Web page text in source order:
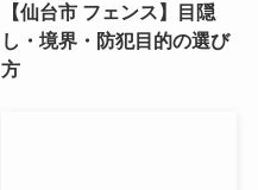
【仙台市 フェンス】目隠
し・境界・防犯目的の選び
方